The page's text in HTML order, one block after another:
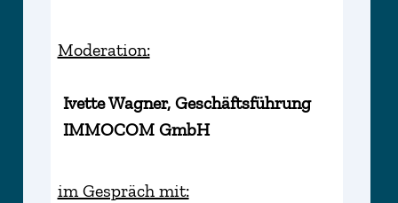
Moderation:
Ivette Wagner, Geschäftsführung
IMMOCOM GmbH
im Gespräch mit: